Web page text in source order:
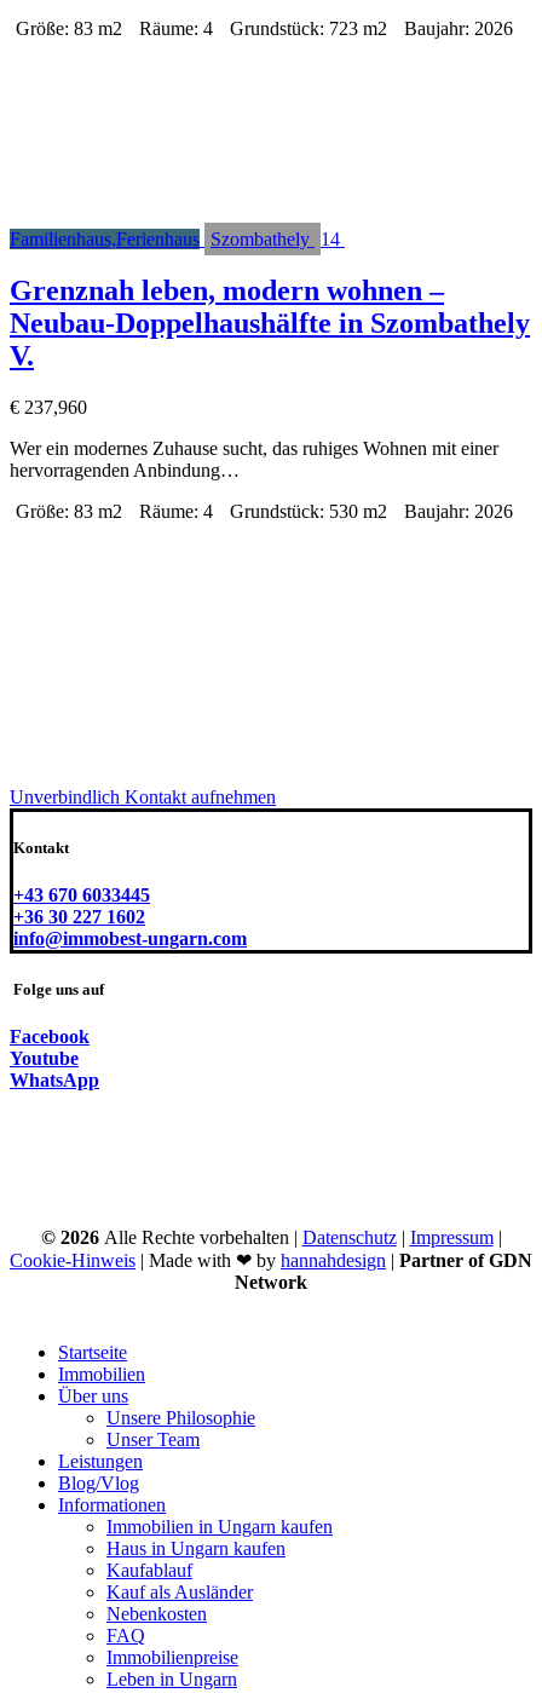
Größe: 83 m2 Räume: 4 Grundstück: 723 m2 Baujahr: 2026
Familienhaus,Ferienhaus Szombathely 14
Grenznah leben, modern wohnen –
Neubau-Doppelhaushälfte in Szombathely
V.
€ 237,960
Wer ein modernes Zuhause sucht, das ruhiges Wohnen mit einer
hervorragenden Anbindung…
Größe: 83 m2 Räume: 4 Grundstück: 530 m2 Baujahr: 2026
Unverbindlich Kontakt aufnehmen
Kontakt
+43 670 6033445
+36 30 227 1602
info@immobest-ungarn.com
Folge uns auf
Facebook
Youtube
WhatsApp
© 2026 Alle Rechte vorbehalten | Datenschutz| Impressum|
Cookie-Hinweis | Made with ❤ by hannahdesign | Partner of GDN
Network
Close
Menu
Startseite
Immobilien
Über uns
Unsere Philosophie
Unser Team
Leistungen
Blog/Vlog
Informationen
Immobilien in Ungarn kaufen
Haus in Ungarn kaufen
Kaufablauf
Kauf als Ausländer
Nebenkosten
FAQ
Immobilienpreise
Leben in Ungarn